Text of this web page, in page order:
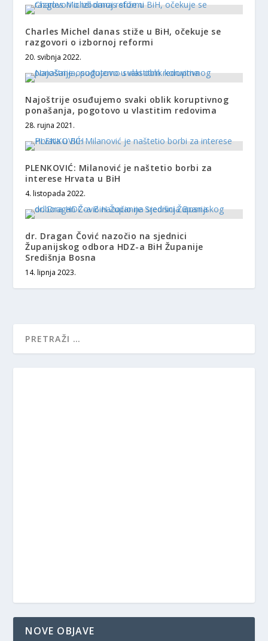
Charles Michel danas stiže u BiH, očekuje se
razgovori o izbornoj reformi
20. svibnja 2022.
Najoštrije osuđujemo svaki oblik koruptivnog
ponašanja, pogotovo u vlastitim redovima
28. rujna 2021.
PLENKOVIĆ: Milanović je naštetio borbi za
interese Hrvata u BiH
4. listopada 2022.
dr. Dragan Čović nazočio na sjednici
Županijskog odbora HDZ-a BiH Županije
Središnja Bosna
14. lipnja 2023.
NOVE OBJAVE